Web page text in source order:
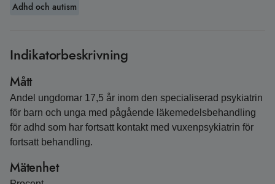
Adhd och autism
Indikatorbeskrivning
Mått
Andel ungdomar 17,5 år inom den specialiserad psykiatrin
för barn och unga med pågående läkemedelsbehandling
för adhd som har fortsatt kontakt med vuxenpsykiatrin för
fortsatt behandling.
Mätenhet